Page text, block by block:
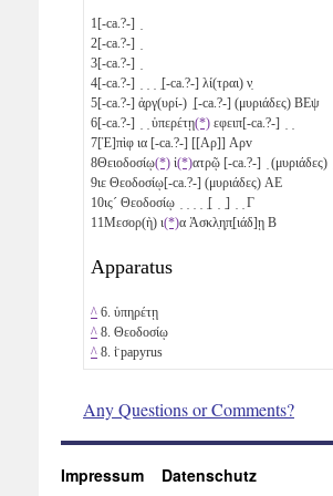
1 [-ca.?-] ̣
2[-ca.?-] ̣
3[-ca.?-] ̣
4[-ca.?-] ̣ ̣ ̣ ̣[-ca.?-] λί(τραι) ν̣
5[-ca.?-] ἀ̣ργ(υρί-) ̣[-ca.?-] (μυριάδες) ΒΕψ
6[-ca.?-] ̣ ̣ ὑπερέτῃ(*) εφειπ[-ca.?-] ̣ ̣
7[Ἐ]πὶφ ια [-ca.?-] [[Αρ]] Αρv
8Θειοδοσίῳ(*) ἰ(*)ατρῷ [-ca.?-] ̣ (μυριάδες)
9ιε Θεοδοσίῳ[-ca.?-] (μυριάδες) ΑΕ
10ις´ Θεοδοσίῳ ̣ ̣ ̣ ̣ ̣[ ̣ ̣] ̣ ̣ Γ
11Μεσoρ(ὴ) ι(*)α Ἀσκλ̣η̣π̣[ιάδ]ῃ Β
Apparatus
^ 6. ὑπηρέτῃ
^ 8. Θεοδοσίῳ
^ 8. ἰ̈ papyrus
Any Questions or Comments?
Impressum Datenschutz